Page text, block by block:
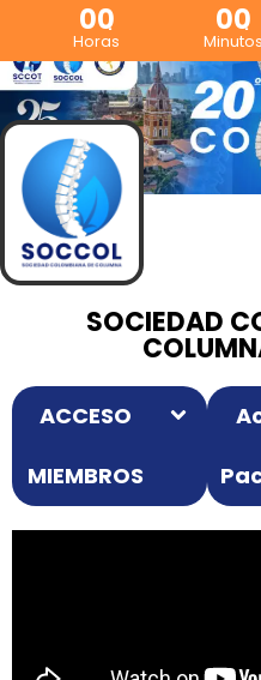
00
Horas
00
Minutos
SOCIEDAD
ACCESO
MIEMBROS